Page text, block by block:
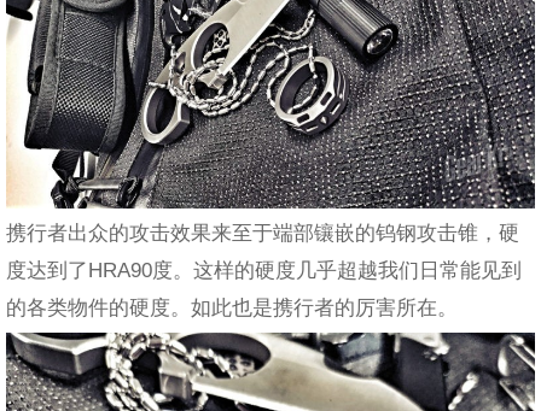
携行者出众的攻击效果来至于端部镶嵌的钨钢攻击锥，硬
度达到了HRA90度。这样的硬度几乎超越我们日常能见到
的各类物件的硬度。如此也是携行者的厉害所在。